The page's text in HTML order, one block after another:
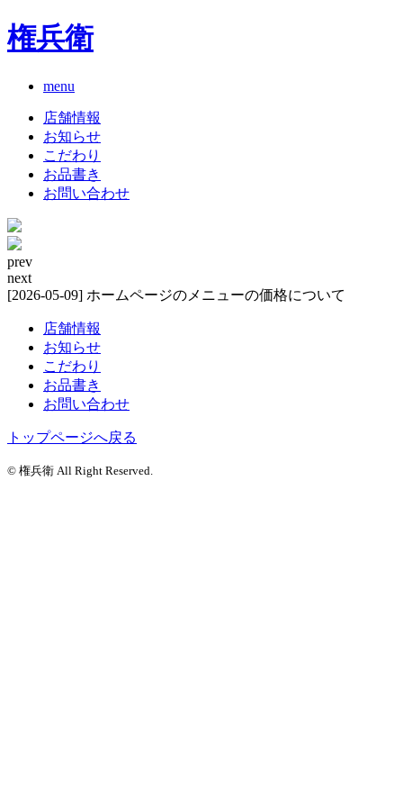
権兵衛
menu
店舗情報
お知らせ
こだわり
お品書き
お問い合わせ
prev
next
[2026-05-09] ホームページのメニューの価格について
店舗情報
お知らせ
こだわり
お品書き
お問い合わせ
トップページへ戻る
© 権兵衛 All Right Reserved.